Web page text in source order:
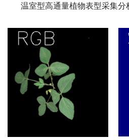
温室型高通量植物表型采集